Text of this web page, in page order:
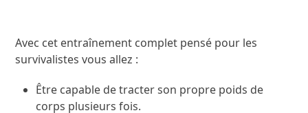
Avec cet entraînement complet pensé pour les
survivalistes vous allez :
Être capable de tracter son propre poids de
corps plusieurs fois.